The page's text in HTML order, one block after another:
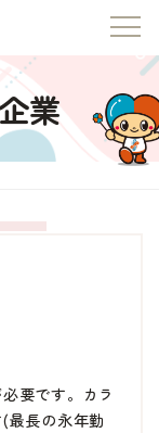
業
要です。カラ
最長の永年勤